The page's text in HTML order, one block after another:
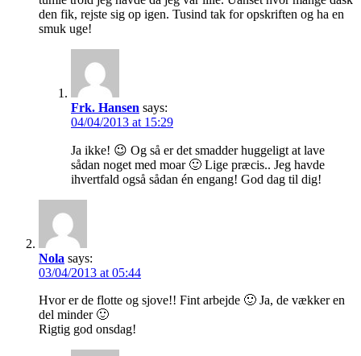
den fik, rejste sig op igen. Tusind tak for opskriften og ha en
smuk uge!
Frk. Hansen says:
04/04/2013 at 15:29
Ja ikke! 😉 Og så er det smadder huggeligt at lave
sådan noget med moar 🙂 Lige præcis.. Jeg havde
ihvertfald også sådan én engang! God dag til dig!
Nola says:
03/04/2013 at 05:44
Hvor er de flotte og sjove!! Fint arbejde 🙂 Ja, de vækker en
del minder 🙂
Rigtig god onsdag!